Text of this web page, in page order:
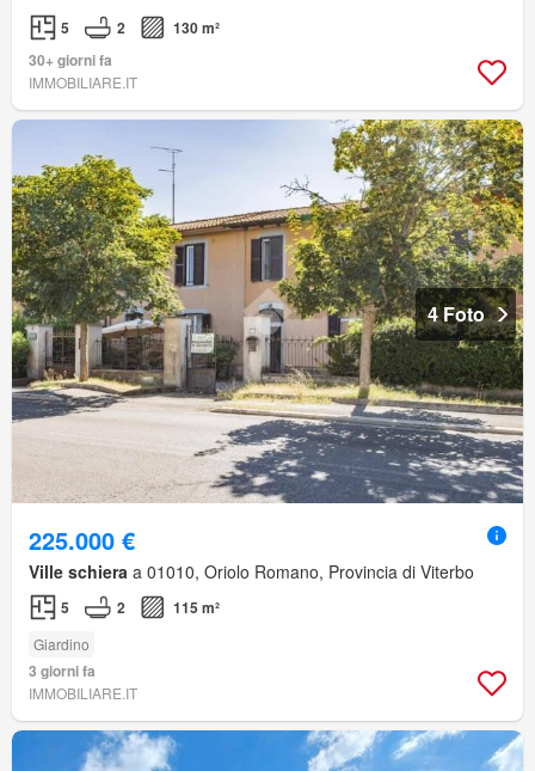
5 2
130 m²
30+ giorni fa
IMMOBILIARE.IT
4 Foto
225.000 €
Ville schiera a 01010, Oriolo Romano, Provincia di Viterbo
5 2 115 m²
Giardino
3 giorni fa
IMMOBILIARE.IT